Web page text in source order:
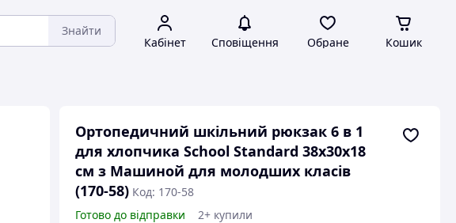
Знайти
Кабінет Сповіщення Обране Кошик
Ортопедичний шкільний рюкзак 6 в 1
для хлопчика School Standard 38х30х18
см з Машиной для молодших класів
(170-58) Код: 170-58
Готово до відправки
2+ купили